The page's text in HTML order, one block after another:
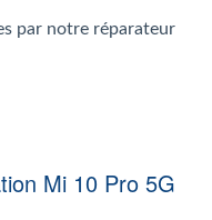
par notre réparateur
Mi 10 Pro 5G